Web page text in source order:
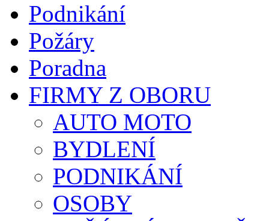
Podnikání
Požáry
Poradna
FIRMY Z OBORU
AUTO MOTO
BYDLENÍ
PODNIKÁNÍ
OSOBY